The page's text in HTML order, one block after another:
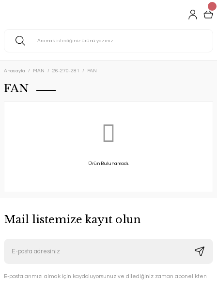
Anasayfa MAN 26-270-281 FAN
FAN
Ürün Bulunamadı.
Mail listemize kayıt olun
E-postalarımızı almak için kaydoluyorsunuz ve dilediğiniz zaman abonelikten